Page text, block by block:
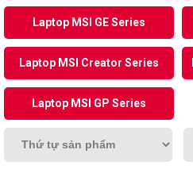
Laptop MSI GE Series
Laptop MSI Creator Series
Laptop MSI GP Series